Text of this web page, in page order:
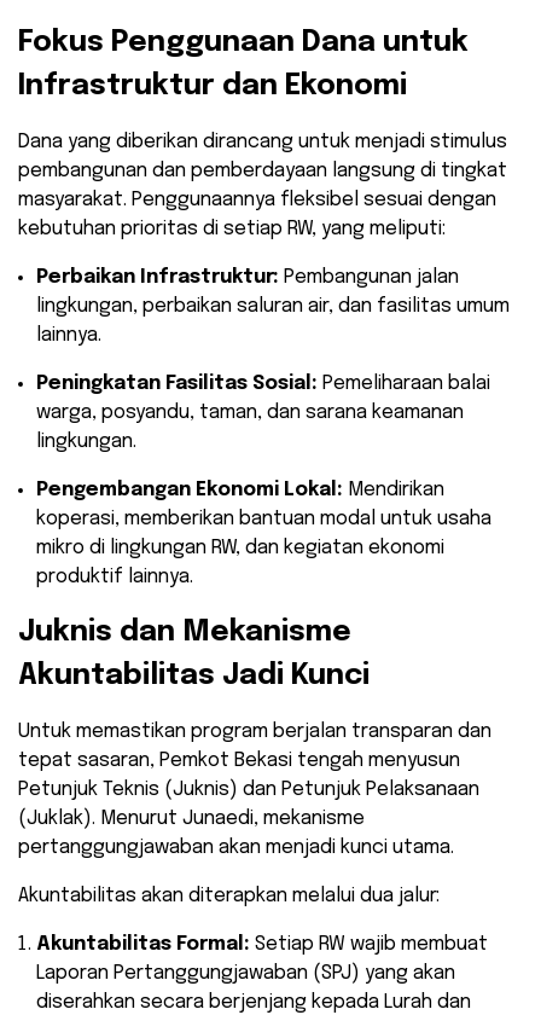
Fokus Penggunaan Dana untuk
Infrastruktur dan Ekonomi
Dana yang diberikan dirancang untuk menjadi stimulus
pembangunan dan pemberdayaan langsung di tingkat
masyarakat. Penggunaannya fleksibel sesuai dengan
kebutuhan prioritas di setiap RW, yang meliputi:
Perbaikan Infrastruktur: Pembangunan jalan
lingkungan, perbaikan saluran air, dan fasilitas umum
lainnya.
Peningkatan Fasilitas Sosial: Pemeliharaan balai
warga, posyandu, taman, dan sarana keamanan
lingkungan.
Pengembangan Ekonomi Lokal: Mendirikan
koperasi, memberikan bantuan modal untuk usaha
mikro di lingkungan RW, dan kegiatan ekonomi
produktif lainnya.
Juknis dan Mekanisme
Akuntabilitas Jadi Kunci
Untuk memastikan program berjalan transparan dan
tepat sasaran, Pemkot Bekasi tengah menyusun
Petunjuk Teknis (Juknis) dan Petunjuk Pelaksanaan
(Juklak). Menurut Junaedi, mekanisme
pertanggungjawaban akan menjadi kunci utama.
Akuntabilitas akan diterapkan melalui dua jalur:
Akuntabilitas Formal: Setiap RW wajib membuat
Laporan Pertanggungjawaban (SPJ) yang akan
diserahkan secara berjenjang kepada Lurah dan